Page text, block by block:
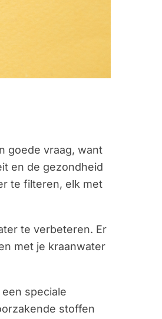
goede vraag, want
en de gezondheid
te filteren, elk met
te verbeteren. Er
met je kraanwater
speciale
stoffen